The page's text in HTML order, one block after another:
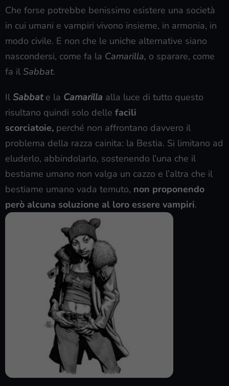
Che forse potrebbe benissimo esistere una società
in cui umani e vampiri vivono insieme, in armonia, in
modo civile. E non che le uniche alternative siano
nascondersi, come fa la Camarilla, o sparare, come
fa il Sabbat.
Il Sabbat e la Camarilla alla luce di tutto questo
risultano quindi solo delle facili
scorciatoie, perché non affrontano davvero il
problema della razza cainita: la Bestia. Si limitano ad
eluderlo, abbindolarlo, sostenendo l’una che il
bestiame umano non valga un cazzo e l’altra che il
bestiame umano vada temuto, non proponendo
però alcuna soluzione al loro essere vampiri.